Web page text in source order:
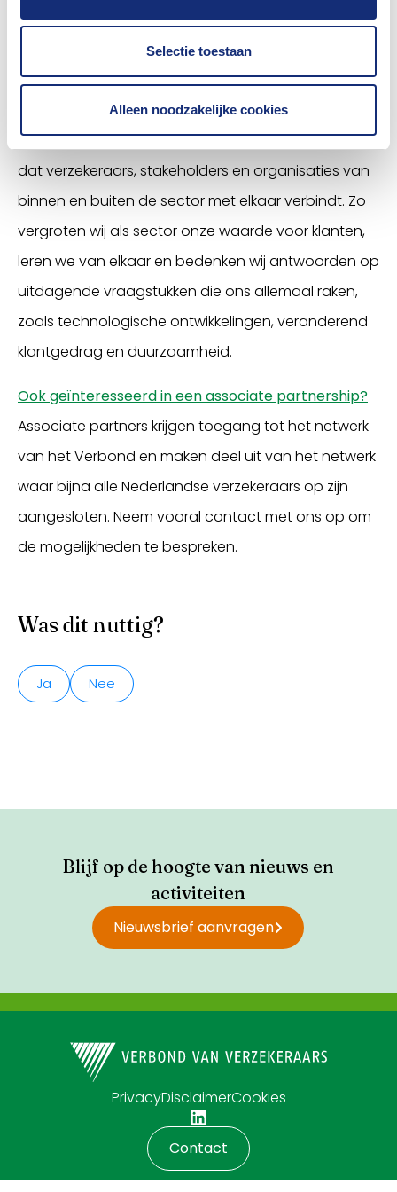
Selectie toestaan
Alleen noodzakelijke cookies
op fraude kan detecteren.
Op weg naar een open platform
In 2019 heeft het Verbond een koers ingezet om zich
te verbreden naar een open platform. Een platform
dat verzekeraars, stakeholders en organisaties van
binnen en buiten de sector met elkaar verbindt. Zo
vergroten wij als sector onze waarde voor klanten,
leren we van elkaar en bedenken wij antwoorden op
uitdagende vraagstukken die ons allemaal raken,
zoals technologische ontwikkelingen, veranderend
klantgedrag en duurzaamheid.
Ook geïnteresseerd in een associate partnership?
Associate partners krijgen toegang tot het netwerk
van het Verbond en maken deel uit van het netwerk
waar bijna alle Nederlandse verzekeraars op zijn
aangesloten. Neem vooral contact met ons op om
de mogelijkheden te bespreken.
Was dit nuttig?
Ja Nee
Blijf op de hoogte van nieuws en
activiteiten
Nieuwsbrief aanvragen
PrivacyDisclaimerCookies
Contact